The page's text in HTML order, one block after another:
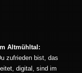
Altmühltal:
zufrieden bist, das
digital, sind im